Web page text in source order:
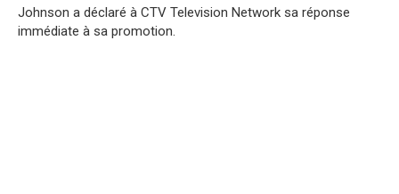
Johnson a déclaré à CTV Television Network sa réponse
immédiate à sa promotion.